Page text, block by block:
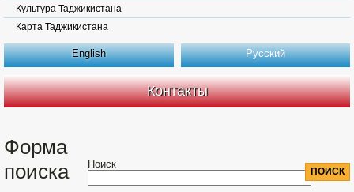
Культура Таджикистана
Карта Таджикистана
English Русский
Контакты
Форма
поиска
Поиск